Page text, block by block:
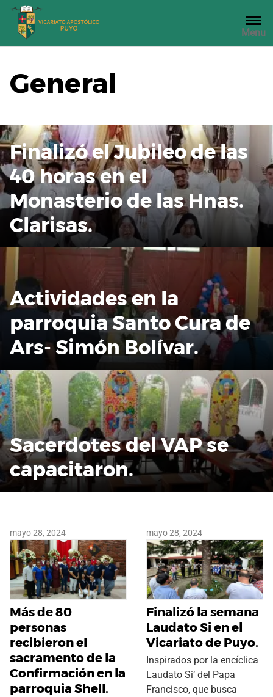
Saltar
contenido
Menu
General
Finalizó el Jubileo de las
40 horas en el
Monasterio de las Hnas.
Clarisas.
Actividades en la
parroquia Santo Cura de
Ars- Simón Bolívar.
Sacerdotes del VAP se
capacitaron.
mayo 28, 2024
Más de 80
personas
recibieron el
sacramento de la
Confirmación en la
parroquia Shell.
mayo 28, 2024
Finalizó la semana
Laudato Si en el
Vicariato de Puyo.
Inspirados por la encíclica
Laudato Si’ del Papa
Francisco, que busca